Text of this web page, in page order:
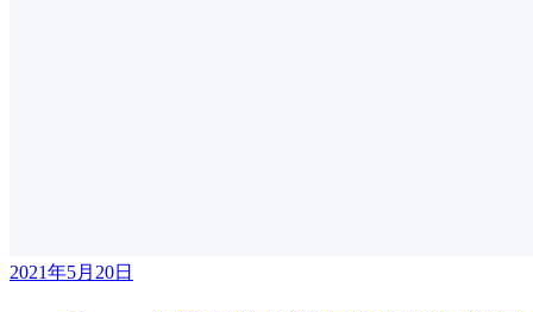
2021年5月20日